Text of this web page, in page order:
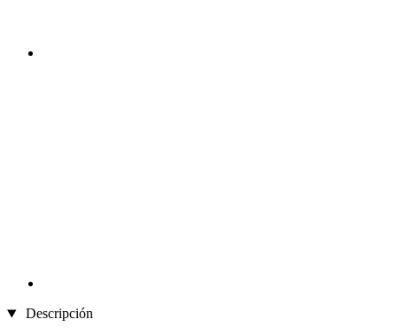
Descripción